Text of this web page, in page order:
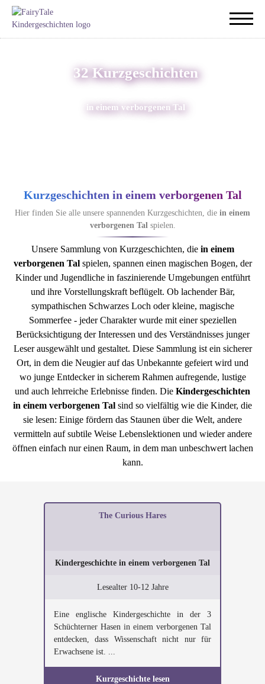
32 Kurzgeschichten
in einem verborgenen Tal
Kurzgeschichten in einem verborgenen Tal
Hier finden Sie alle unsere spannenden Kurzgeschichten, die in einem
verborgenen Talspielen.
Unsere Sammlung von Kurzgeschichten, die in einem
verborgenen Talspielen, spannen einen magischen Bogen, der
Kinder und Jugendliche in faszinierende Umgebungen entführt
und ihre Vorstellungskraft beflügelt. Ob lachender Bär,
sympathischen Schwarzes Loch oder kleine, magische
Sommerfee - jeder Charakter wurde mit einer speziellen
Berücksichtigung der Interessen und des Verständnisses junger
Leser ausgewählt und gestaltet. Diese Sammlung ist ein sicherer
Ort, in dem die Neugier auf das Unbekannte gefeiert wird und
wo junge Entdecker in sicherem Rahmen aufregende, lustige
und auch lehrreiche Erlebnisse finden. Die Kindergeschichten
in einem verborgenen Tal sind so vielfältig wie die Kinder, die
sie lesen: Einige fördern das Staunen über die Welt, andere
vermitteln auf subtile Weise Lebenslektionen und wieder andere
öffnen einfach nur einen Raum, in dem man unbeschwert lachen
kann.
The Curious Hares
Kindergeschichte in einem verborgenen Tal
Lesealter 10-12 Jahre
Eine englische Kindergeschichte in der 3
Schüchterner Hasen in einem verborgenen Tal
entdecken, dass Wissenschaft nicht nur für
Erwachsene ist. ...
Kurzgeschichte lesen